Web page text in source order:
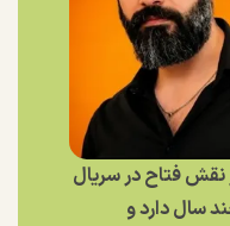
نقش فتاح در سریال
سال دارد و